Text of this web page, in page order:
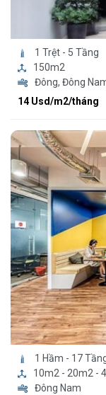
1 Trệt - 5 Tầng
150m2
Đông, Đông
14 Usd/m2/tháng
1 Hầm - 17
10m2 - 20m2 -
Đông Nam